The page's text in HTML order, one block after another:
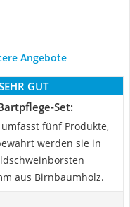
Angebote
GUT
Set:
fünf Produkte,
werden sie in
aus Birnbaumholz.